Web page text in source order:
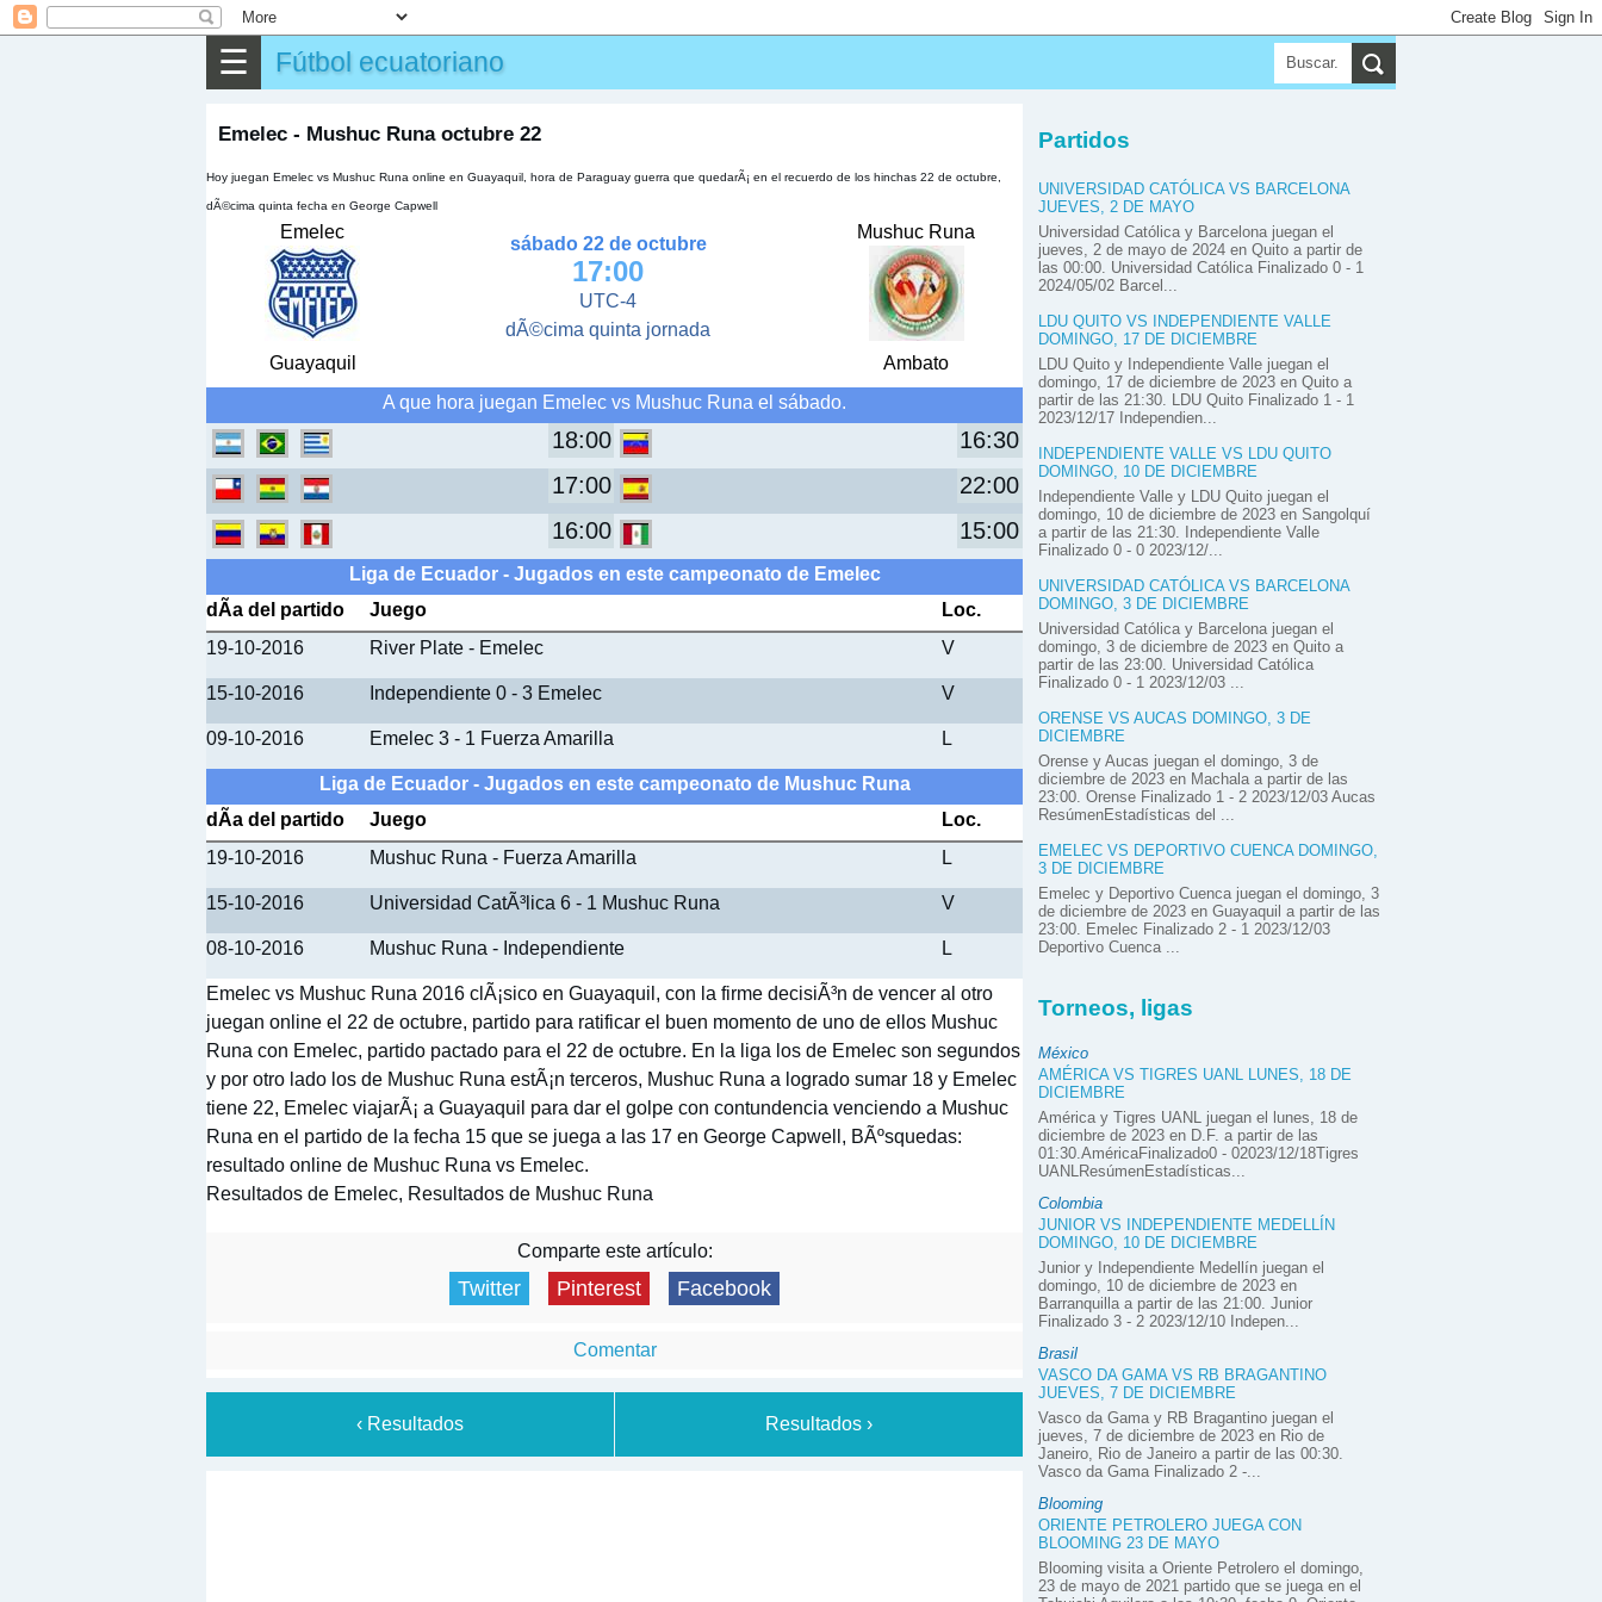
☰ Fútbol ecuatoriano
Emelec - Mushuc Runa octubre 22
Hoy juegan Emelec vs Mushuc Runa online en Guayaquil, hora de Paraguay guerra que quedarÃ¡ en el recuerdo de los hinchas 22 de octubre,
dÃ©cima quinta fecha en George Capwell
Emelec
Guayaquil
sábado 22 de octubre
17:00
UTC-4
dÃ©cima quinta jornada
Mushuc Runa
Ambato
A que hora juegan Emelec vs Mushuc Runa el sábado.
18:00
16:30
17:00
22:00
16:00
15:00
Liga de Ecuador - Jugados en este campeonato de Emelec
dÃ­a del partido
Juego
Loc.
19-10-2016
River Plate - Emelec V
15-10-2016 Independiente 0 - 3 Emelec V
09-10-2016 Emelec 3 - 1 Fuerza Amarilla L
Liga de Ecuador - Jugados en este campeonato de Mushuc Runa
dÃ­a del partido
Juego
Loc.
19-10-2016
Mushuc Runa - Fuerza Amarilla L
15-10-2016 Universidad CatÃ³lica 6 - 1 Mushuc Runa V
08-10-2016 Mushuc Runa - Independiente L
Emelec vs Mushuc Runa 2016 clÃ¡sico en Guayaquil, con la firme decisiÃ³n de vencer al otro
juegan online el 22 de octubre, partido para ratificar el buen momento de uno de ellos Mushuc
Runa con Emelec, partido pactado para el 22 de octubre. En la liga los de Emelec son segundos
y por otro lado los de Mushuc Runa estÃ¡n terceros, Mushuc Runa a logrado sumar 18 y Emelec
tiene 22, Emelec viajarÃ¡ a Guayaquil para dar el golpe con contundencia venciendo a Mushuc
Runa en el partido de la fecha 15 que se juega a las 17 en George Capwell, BÃºsquedas:
resultado online de Mushuc Runa vs Emelec.
Resultados de Emelec, Resultados de Mushuc Runa
Comparte este artículo:
Twitter Pinterest Facebook
Comentar
‹ Resultados Resultados ›
Partidos
UNIVERSIDAD CATÓLICA VS BARCELONA
JUEVES, 2 DE MAYO
Universidad Católica y Barcelona juegan el
jueves, 2 de mayo de 2024 en Quito a partir de
las 00:00. Universidad Católica Finalizado 0 - 1
2024/05/02 Barcel...
LDU QUITO VS INDEPENDIENTE VALLE
DOMINGO, 17 DE DICIEMBRE
LDU Quito y Independiente Valle juegan el
domingo, 17 de diciembre de 2023 en Quito a
partir de las 21:30. LDU Quito Finalizado 1 - 1
2023/12/17 Independien...
INDEPENDIENTE VALLE VS LDU QUITO
DOMINGO, 10 DE DICIEMBRE
Independiente Valle y LDU Quito juegan el
domingo, 10 de diciembre de 2023 en Sangolquí
a partir de las 21:30. Independiente Valle
Finalizado 0 - 0 2023/12/...
UNIVERSIDAD CATÓLICA VS BARCELONA
DOMINGO, 3 DE DICIEMBRE
Universidad Católica y Barcelona juegan el
domingo, 3 de diciembre de 2023 en Quito a
partir de las 23:00. Universidad Católica
Finalizado 0 - 1 2023/12/03 ...
ORENSE VS AUCAS DOMINGO, 3 DE
DICIEMBRE
Orense y Aucas juegan el domingo, 3 de
diciembre de 2023 en Machala a partir de las
23:00. Orense Finalizado 1 - 2 2023/12/03 Aucas
ResúmenEstadísticas del ...
EMELEC VS DEPORTIVO CUENCA DOMINGO,
3 DE DICIEMBRE
Emelec y Deportivo Cuenca juegan el domingo, 3
de diciembre de 2023 en Guayaquil a partir de las
23:00. Emelec Finalizado 2 - 1 2023/12/03
Deportivo Cuenca ...
Torneos, ligas
México
AMÉRICA VS TIGRES UANL LUNES, 18 DE
DICIEMBRE
América y Tigres UANL juegan el lunes, 18 de
diciembre de 2023 en D.F. a partir de las
01:30.AméricaFinalizado0 - 02023/12/18Tigres
UANLResúmenEstadísticas...
Colombia
JUNIOR VS INDEPENDIENTE MEDELLÍN
DOMINGO, 10 DE DICIEMBRE
Junior y Independiente Medellín juegan el
domingo, 10 de diciembre de 2023 en
Barranquilla a partir de las 21:00. Junior
Finalizado 3 - 2 2023/12/10 Indepen...
Brasil
VASCO DA GAMA VS RB BRAGANTINO
JUEVES, 7 DE DICIEMBRE
Vasco da Gama y RB Bragantino juegan el
jueves, 7 de diciembre de 2023 en Rio de
Janeiro, Rio de Janeiro a partir de las 00:30.
Vasco da Gama Finalizado 2 -...
Blooming
ORIENTE PETROLERO JUEGA CON
BLOOMING 23 DE MAYO
Blooming visita a Oriente Petrolero el domingo,
23 de mayo de 2021 partido que se juega en el
▶ Partidos
✎ Otros